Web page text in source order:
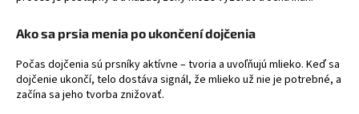
Ako sa prsia menia po ukončení dojčenia
Počas dojčenia sú prsníky aktívne – tvoria a uvoľňujú mlieko. Keď sa
dojčenie ukončí, telo dostáva signál, že mlieko už nie je potrebné, a
začína sa jeho tvorba znižovať.
r
e
b
u